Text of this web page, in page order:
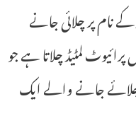
نام پر چلائی جانے
لمٹیڈ چلاتا ہے جو
چلائے جانے والے ایک